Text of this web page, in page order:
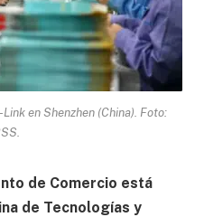
en Shenzhen (China). Foto:
de Comercio está
de Tecnologías y